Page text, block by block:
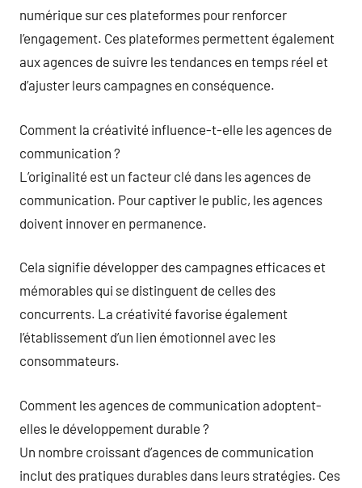
numérique sur ces plateformes pour renforcer
l’engagement. Ces plateformes permettent également
aux agences de suivre les tendances en temps réel et
d’ajuster leurs campagnes en conséquence.
Comment la créativité influence-t-elle les agences de
communication ?
L’originalité est un facteur clé dans les agences de
communication. Pour captiver le public, les agences
doivent innover en permanence.
Cela signifie développer des campagnes efficaces et
mémorables qui se distinguent de celles des
concurrents. La créativité favorise également
l’établissement d’un lien émotionnel avec les
consommateurs.
Comment les agences de communication adoptent-
elles le développement durable ?
Un nombre croissant d’agences de communication
inclut des pratiques durables dans leurs stratégies. Ces